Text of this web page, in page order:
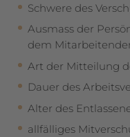
Schwere des
Ausmass der
dem
Art der Mitteilung
Dauer des
Alter des
allfälliges